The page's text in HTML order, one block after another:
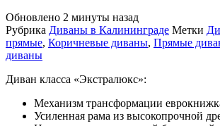
Обновлено 2 минуты назад
Рубрика Диваны в Калининграде Метки
прямые, Коричневые диваны, Прямые
диваны
Диван класса «Экстралюкс»:
Механизм трансформации
Усиленная рама из высокопрочной